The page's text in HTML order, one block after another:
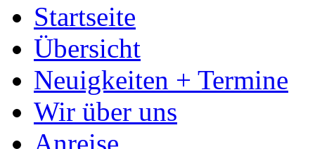
Startseite
Übersicht
Neuigkeiten + Termine
Wir über uns
Anreise